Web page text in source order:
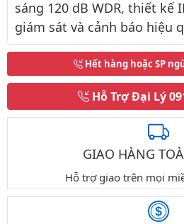
sáng 120 dB WDR, thiết kế
giám sát và cảnh báo hiệu
Hết hàng hoặc SP
Hỗ Trợ Đại Lý
GIAO HÀNG
Hỗ trợ giao trên mọi